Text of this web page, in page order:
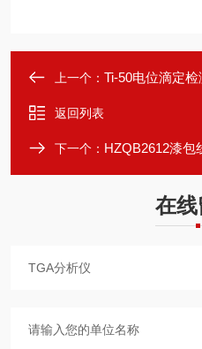
上一个： Ti-50电位滴定检
返回列表
下一个： HZQB2612漆包
在